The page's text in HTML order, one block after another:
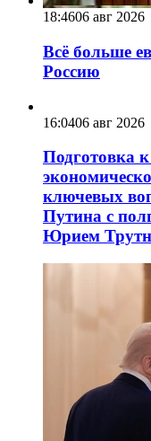
18:4606 авг 2026
Всё больше
Россию
16:0406 авг 2026
Подготовка
ключевых
Путина с
Юрием